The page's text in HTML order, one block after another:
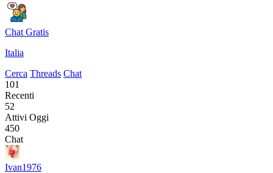
Chat Gratis
Italia
Cerca Threads Chat
101
Recenti
52
Attivi Oggi
450
Chat
Ivan1976